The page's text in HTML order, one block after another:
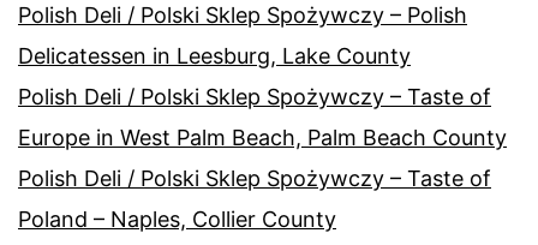
Polish Deli / Polski Sklep Spożywczy – Polish
Delicatessen in Leesburg, Lake County
Polish Deli / Polski Sklep Spożywczy – Taste of
Europe in West Palm Beach, Palm Beach County
Polish Deli / Polski Sklep Spożywczy – Taste of
Poland – Naples, Collier County